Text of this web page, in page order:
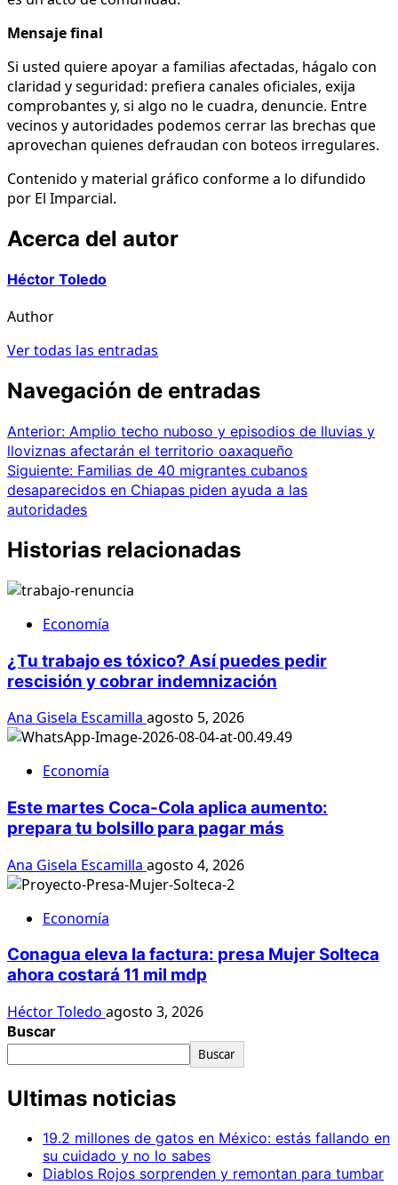
Mensaje final
Si usted quiere apoyar a familias afectadas, hágalo con
claridad y seguridad: prefiera canales oficiales, exija
comprobantes y, si algo no le cuadra, denuncie. Entre
vecinos y autoridades podemos cerrar las brechas que
aprovechan quienes defraudan con boteos irregulares.
Contenido y material gráfico conforme a lo difundido
por El Imparcial.
Acerca del autor
Héctor Toledo
Author
Ver todas las entradas
Navegación de entradas
Anterior: Amplio techo nuboso y episodios de lluvias y
lloviznas afectarán el territorio oaxaqueño
Siguiente: Familias de 40 migrantes cubanos
desaparecidos en Chiapas piden ayuda a las
autoridades
Historias relacionadas
Economía
¿Tu trabajo es tóxico? Así puedes pedir
rescisión y cobrar indemnización
Ana Gisela Escamilla agosto 5, 2026
Economía
Este martes Coca-Cola aplica aumento:
prepara tu bolsillo para pagar más
Ana Gisela Escamilla agosto 4, 2026
Economía
Conagua eleva la factura: presa Mujer Solteca
ahora costará 11 mil mdp
Héctor Toledo agosto 3, 2026
Buscar
Buscar
Ultimas noticias
19.2 millones de gatos en México: estás fallando en
su cuidado y no lo sabes
Diablos Rojos sorprenden y remontan para tumbar